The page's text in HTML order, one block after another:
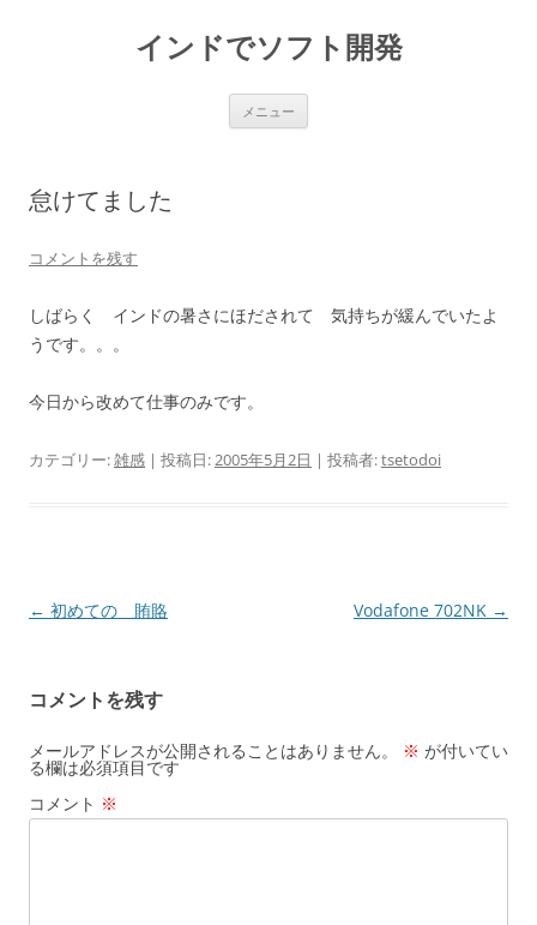
インドでソフト開発
メニュー
怠けてました
コメントを残す
しばらく インドの暑さにほだされて 気持ちが緩んでいたよ
うです。。。
今日から改めて仕事のみです。
カテゴリー:雑感 | 投稿日:2005年5月2日 | 投稿者:tsetodoi
投
ビ
ゲ
ー
シ
← 初めての 賄賂 Vodafone 702NK →
コメントを残す
メールアドレスが公開されることはありません。 ※ が付いてい
る欄は必須項目です
コメント ※